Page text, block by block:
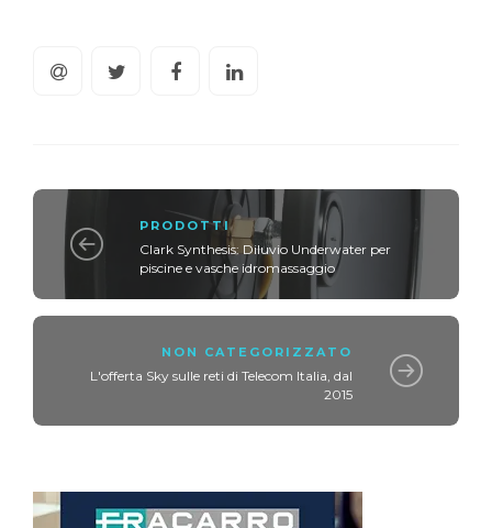
PRODOTTI
Clark Synthesis: Diluvio Underwater per
piscine e vasche idromassaggio
NON CATEGORIZZATO
L'offerta Sky sulle reti di Telecom Italia, dal
2015